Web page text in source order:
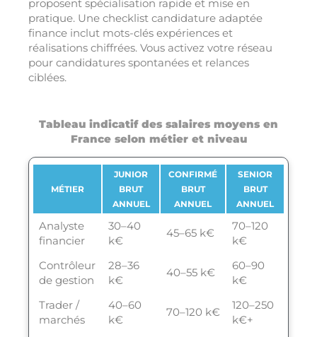
proposent spécialisation rapide et mise en
pratique. Une checklist candidature adaptée
finance inclut mots-clés expériences et
réalisations chiffrées. Vous activez votre réseau
pour candidatures spontanées et relances
ciblées.
Tableau indicatif des salaires moyens en
France selon métier et niveau
MÉTIER
JUNIOR
BRUT
ANNUEL
CONFIRMÉ
BRUT
ANNUEL
SENIOR
BRUT
ANNUEL
Analyste
financier
30–40
k€
45–65 k€
70–120
k€
Contrôleur
de gestion
28–36
k€
40–55 k€
60–90
k€
Trader /
marchés
40–60
k€
70–120 k€
120–250
k€+